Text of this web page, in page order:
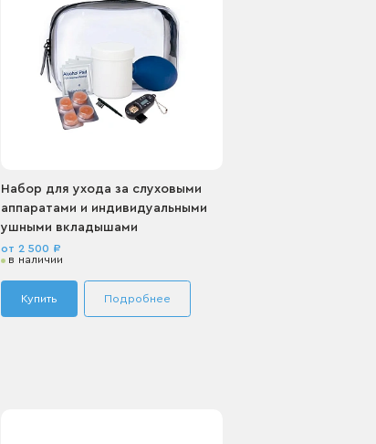
Набор для ухода за слуховыми
аппаратами и индивидуальными
ушными вкладышами
от 2 500 ₽
в наличии
Купить Подробнее